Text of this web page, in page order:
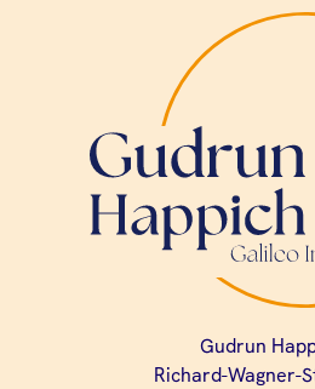
Gudrun
Richard-Wagner-